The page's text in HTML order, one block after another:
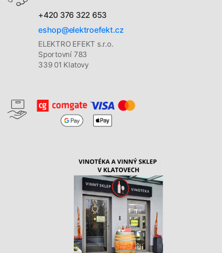
+420 376 322 653
eshop@elektroefekt.cz
ELEKTRO EFEKT s.r.o.
Sportovní 783
339 01 Klatovy